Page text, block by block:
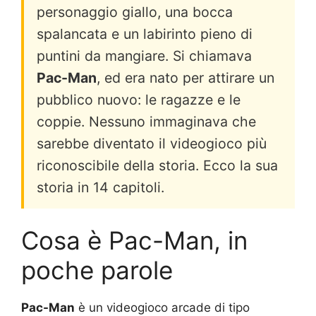
personaggio giallo, una bocca
spalancata e un labirinto pieno di
puntini da mangiare. Si chiamava
Pac-Man, ed era nato per attirare un
pubblico nuovo: le ragazze e le
coppie. Nessuno immaginava che
sarebbe diventato il videogioco più
riconoscibile della storia. Ecco la sua
storia in 14 capitoli.
Cosa è Pac-Man, in
poche parole
Pac-Man è un videogioco arcade di tipo